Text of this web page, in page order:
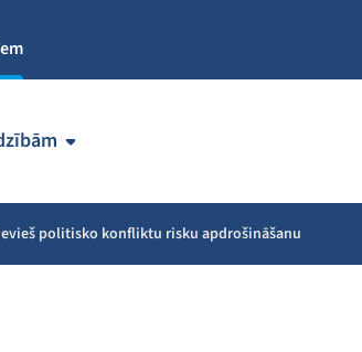
ievieš politisko konfliktu risku apdrošināšanu